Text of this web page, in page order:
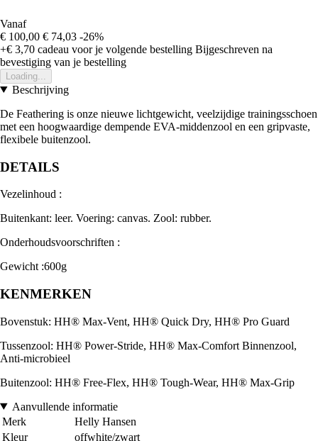
Vanaf
€ 100,00 € 74,03 -26%
+€ 3,70 cadeau voor je volgende bestelling Bijgeschreven na
bevestiging van je bestelling
Loading...
Beschrijving
De Feathering is onze nieuwe lichtgewicht, veelzijdige trainingsschoen
met een hoogwaardige dempende EVA-middenzool en een gripvaste,
flexibele buitenzool.
DETAILS
Vezelinhoud :
Buitenkant: leer. Voering: canvas. Zool: rubber.
Onderhoudsvoorschriften :
Gewicht :600g
KENMERKEN
Bovenstuk: HH® Max-Vent, HH® Quick Dry, HH® Pro Guard
Tussenzool: HH® Power-Stride, HH® Max-Comfort Binnenzool,
Anti-microbieel
Buitenzool: HH® Free-Flex, HH® Tough-Wear, HH® Max-Grip
Aanvullende informatie
Merk
Helly Hansen
Kleur
offwhite/zwart